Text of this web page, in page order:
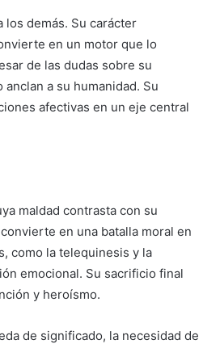
los demás. Su carácter
en un motor que lo
de las dudas sobre su
a su humanidad. Su
afectivas en un eje central
maldad contrasta con su
en una batalla moral en
como la telequinesis y la
emocional. Su sacrificio final
y heroísmo.
de significado, la necesidad de